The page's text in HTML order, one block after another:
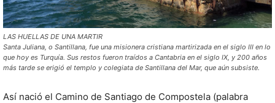
LAS HUELLAS DE UNA MARTIR
Santa Juliana, o Santillana, fue una misionera cristiana martirizada en el siglo III en lo
que hoy es Turquía. Sus restos fueron traídos a Cantabria en el siglo IX, y 200 años
más tarde se erigió el templo y colegiata de Santillana del Mar, que aún subsiste.
Así nació el Camino de Santiago de Compostela (palabra